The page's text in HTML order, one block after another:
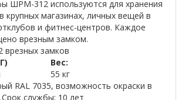
ШРМ-312 используются для хранения
крупных магазинах, личных вещей в
и фитнес-центров. Каждое
врезным замком.
врезных замков
Вес:
55 кг
RAL 7035, возможность окраски в
Cрок службы: 10 лет